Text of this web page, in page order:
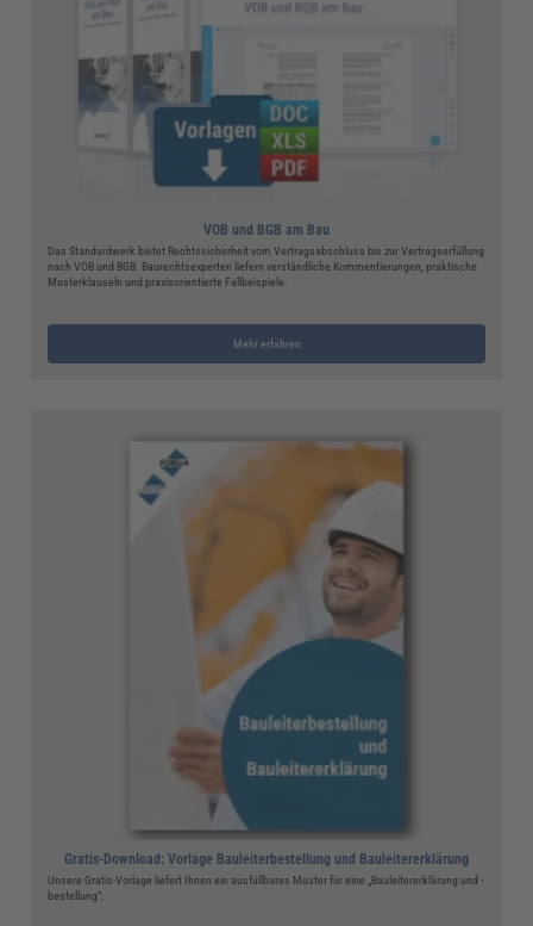
VOB und BGB am Bau
Das Standardwerk bietet Rechtssicherheit vom Vertragsabschluss bis zur Vertragserfüllung
nach VOB und BGB. Baurechtsexperten liefern verständliche Kommentierungen, praktische
Musterklauseln und praxisorientierte Fallbeispiele.
Mehr erfahren
Gratis-Download: Vorlage Bauleiterbestellung und Bauleitererklärung
Unsere Gratis-Vorlage liefert Ihnen ein ausfüllbares Muster für eine „Bauleitererklärung und -
bestellung“.